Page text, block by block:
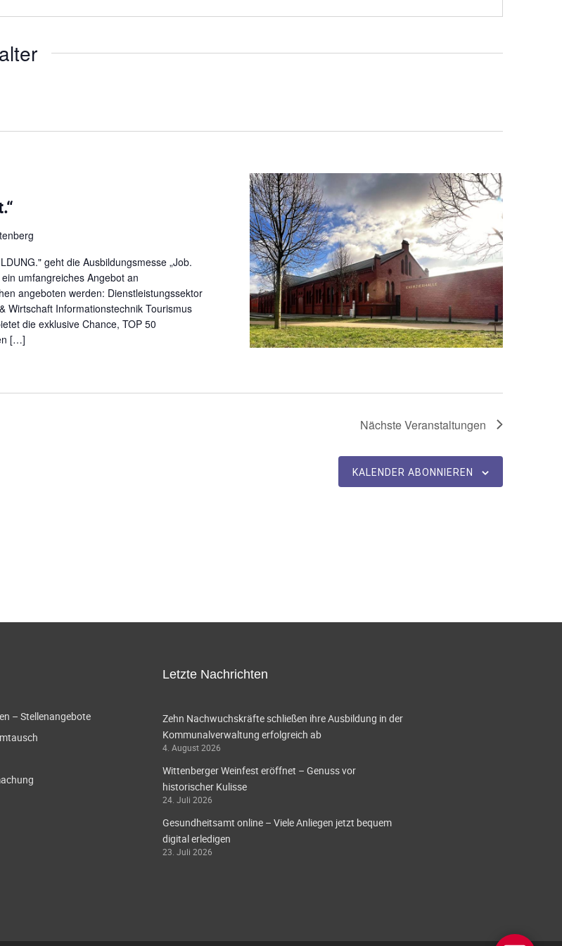
f
o
e
b
e
geht die Ausbildungsmesse „Job.
umfangreiches Angebot an
angeboten werden: Dienstleistungssektor
Wirtschaft Informationstechnik Tourismus
die exklusive Chance, TOP 50
[…]
NächsteVeranstaltungen
KALENDER ABONNIEREN
– Stellenangebote
Letzte Nachrichten
Zehn Nachwuchskräfte schließen ihre Ausbildung in der
Kommunalverwaltung erfolgreich ab
4. August 2026
Wittenberger Weinfest eröffnet – Genuss vor
historischer Kulisse
24. Juli 2026
Gesundheitsamt online – Viele Anliegen jetzt bequem
digital erledigen
23. Juli 2026